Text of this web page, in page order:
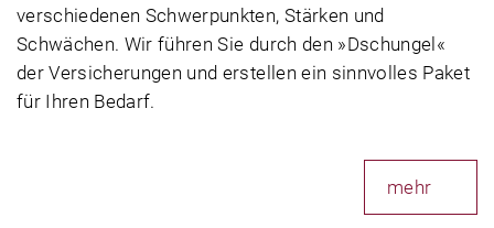
verschiedenen Schwerpunkten, Stärken und
Schwächen. Wir führen Sie durch den »Dschungel«
der Versicherungen und erstellen ein sinnvolles Paket
für Ihren Bedarf.
mehr